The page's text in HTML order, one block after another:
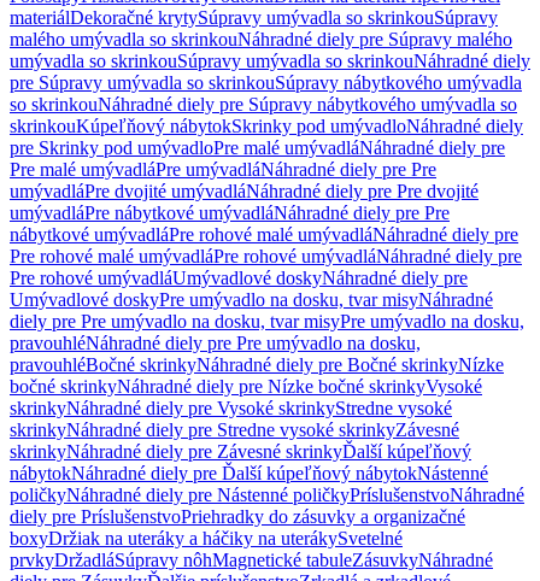
materiálDekoračné krytySúpravy umývadla so skrinkouSúpravy
malého umývadla so skrinkouNáhradné diely pre Súpravy malého
umývadla so skrinkouSúpravy umývadla so skrinkouNáhradné diely
pre Súpravy umývadla so skrinkouSúpravy nábytkového umývadla
so skrinkouNáhradné diely pre Súpravy nábytkového umývadla so
skrinkouKúpeľňový nábytokSkrinky pod umývadloNáhradné diely
pre Skrinky pod umývadloPre malé umývadláNáhradné diely pre
Pre malé umývadláPre umývadláNáhradné diely pre Pre
umývadláPre dvojité umývadláNáhradné diely pre Pre dvojité
umývadláPre nábytkové umývadláNáhradné diely pre Pre
nábytkové umývadláPre rohové malé umývadláNáhradné diely pre
Pre rohové malé umývadláPre rohové umývadláNáhradné diely pre
Pre rohové umývadláUmývadlové doskyNáhradné diely pre
Umývadlové doskyPre umývadlo na dosku, tvar misyNáhradné
diely pre Pre umývadlo na dosku, tvar misyPre umývadlo na dosku,
pravouhléNáhradné diely pre Pre umývadlo na dosku,
pravouhléBočné skrinkyNáhradné diely pre Bočné skrinkyNízke
bočné skrinkyNáhradné diely pre Nízke bočné skrinkyVysoké
skrinkyNáhradné diely pre Vysoké skrinkyStredne vysoké
skrinkyNáhradné diely pre Stredne vysoké skrinkyZávesné
skrinkyNáhradné diely pre Závesné skrinkyĎalší kúpeľňový
nábytokNáhradné diely pre Ďalší kúpeľňový nábytokNástenné
poličkyNáhradné diely pre Nástenné poličkyPríslušenstvoNáhradné
diely pre PríslušenstvoPriehradky do zásuvky a organizačné
boxyDržiak na uteráky a háčiky na uterákySvetelné
prvkyDržadláSúpravy nôhMagnetické tabuleZásuvkyNáhradné